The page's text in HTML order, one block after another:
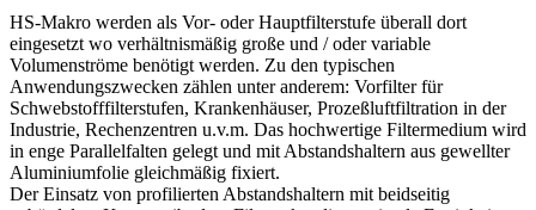
HS-Makro werden als Vor- oder Hauptfilterstufe überall dort
eingesetzt wo verhältnismäßig große und / oder variable
Volumenströme benötigt werden. Zu den typischen
Anwendungszwecken zählen unter anderem: Vorfilter für
Schwebstofffilterstufen, Krankenhäuser, Prozeßluftfiltration in der
Industrie, Rechenzentren u.v.m. Das hochwertige Filtermedium wird
in enge Parallelfalten gelegt und mit Abstandshaltern aus gewellter
Aluminiumfolie gleichmäßig fixiert.
Der Einsatz von profilierten Abstandshaltern mit beidseitig